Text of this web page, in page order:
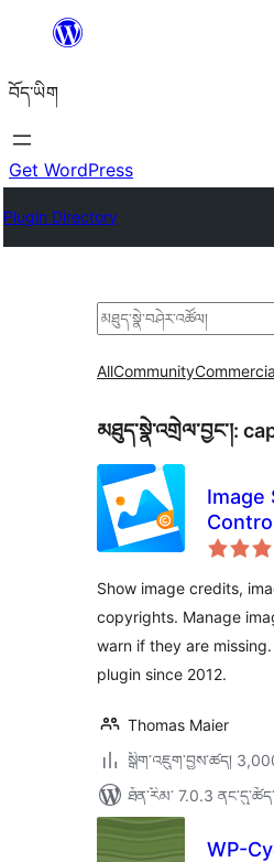
content
བོད་ཡིག
Get WordPress
Plugin Directory
བཤེར་
AllCommunity
མཐུད་སྣེ་འགྲེལ་བྱང་།:
Image
Image
Show image credits,
copyrights. Manage
warn if they are
plugin since 2012.
Thomas Maier
སྒྲིག་འཇུག་བྱས་ཚད།
ཐོན་རིམ་ 7.0.3
WP-